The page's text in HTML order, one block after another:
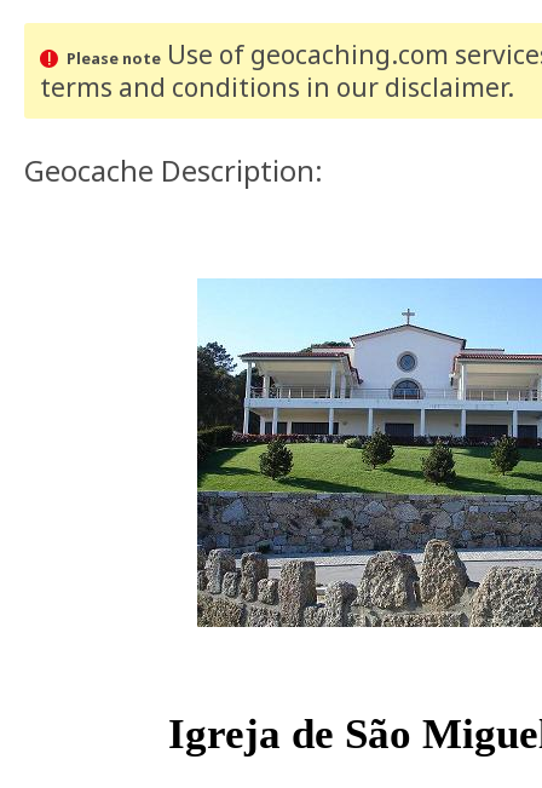
Please noteUse of geocaching.com
terms and conditions in our disclaimer.
Geocache Description:
Igreja de São